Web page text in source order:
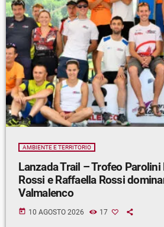
AMBIENTE E TERRITORIO
Lanzada Trail – Trofeo Parolini
Rossi e Raffaella Rossi
Valmalenco
today 10 AGOSTO 2026 17